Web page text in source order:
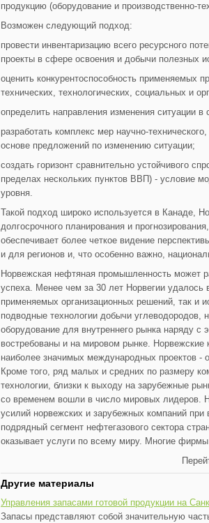
продукцию (оборудование и производственно-
Возможен следующий подход:
провести инвентаризацию всего ресурсного
проекты в сфере освоения и добычи полезных
оценить конкурентоспособность применяемых
технических, технологических, социальных и
определить направления изменения ситуации
разработать комплекс мер научно-
основе предложений по изменению ситуации;
создать горизонт сравнительно устойчивого
пределах нескольких пунктов ВВП) - условие
уровня.
Такой подход широко используется в Канаде,
долгосрочного планирования и
обеспечивает более четкое видение
и для регионов и, что особенно важно,
Норвежская нефтяная промышленность может
успеха. Менее чем за 30 лет Норвегии
применяемых организационных решений, так и
подводные технологии добычи
оборудование для внутреннего рынка наряду
востребованы и на мировом рынке.
наиболее значимых международных проектов -
Кроме того, ряд малых и средних по размеру
технологии, близки к выходу на зарубежные
со временем вошли в число мировых лидеров.
усилий норвежских и зарубежных компаний
подрядный сегмент нефтегазового сектора
оказывает услуги по всему миру. Многие
Другие материалы
Управления запасами готовой продукции на
Запасы представляют собой значительную